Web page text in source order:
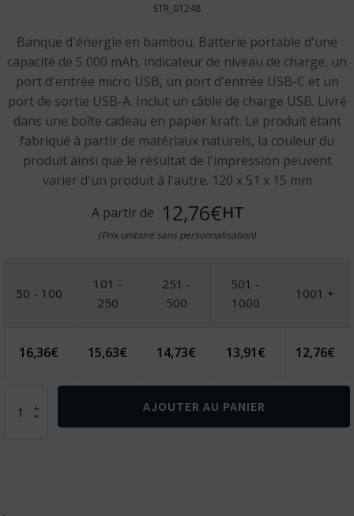
STR_01248
Banque d'énergie en bambou. Batterie portable d'une
capacité de 5 000 mAh, indicateur de niveau de charge, un
port d'entrée micro USB, un port d'entrée USB-C et un
port de sortie USB-A. Inclut un câble de charge USB. Livré
dans une boîte cadeau en papier kraft. Le produit étant
fabriqué à partir de matériaux naturels, la couleur du
produit ainsi que le résultat de l'impression peuvent
varier d'un produit à l'autre. 120 x 51 x 15 mm
A partir de 12,76€HT
(Prix unitaire sans personnalisation)
50 - 100
101 -
250
251 -
500
501 -
1000
1001 +
16,36€ 15,63€ 14,73€ 13,91€ 12,76€
AJOUTER AU PANIER